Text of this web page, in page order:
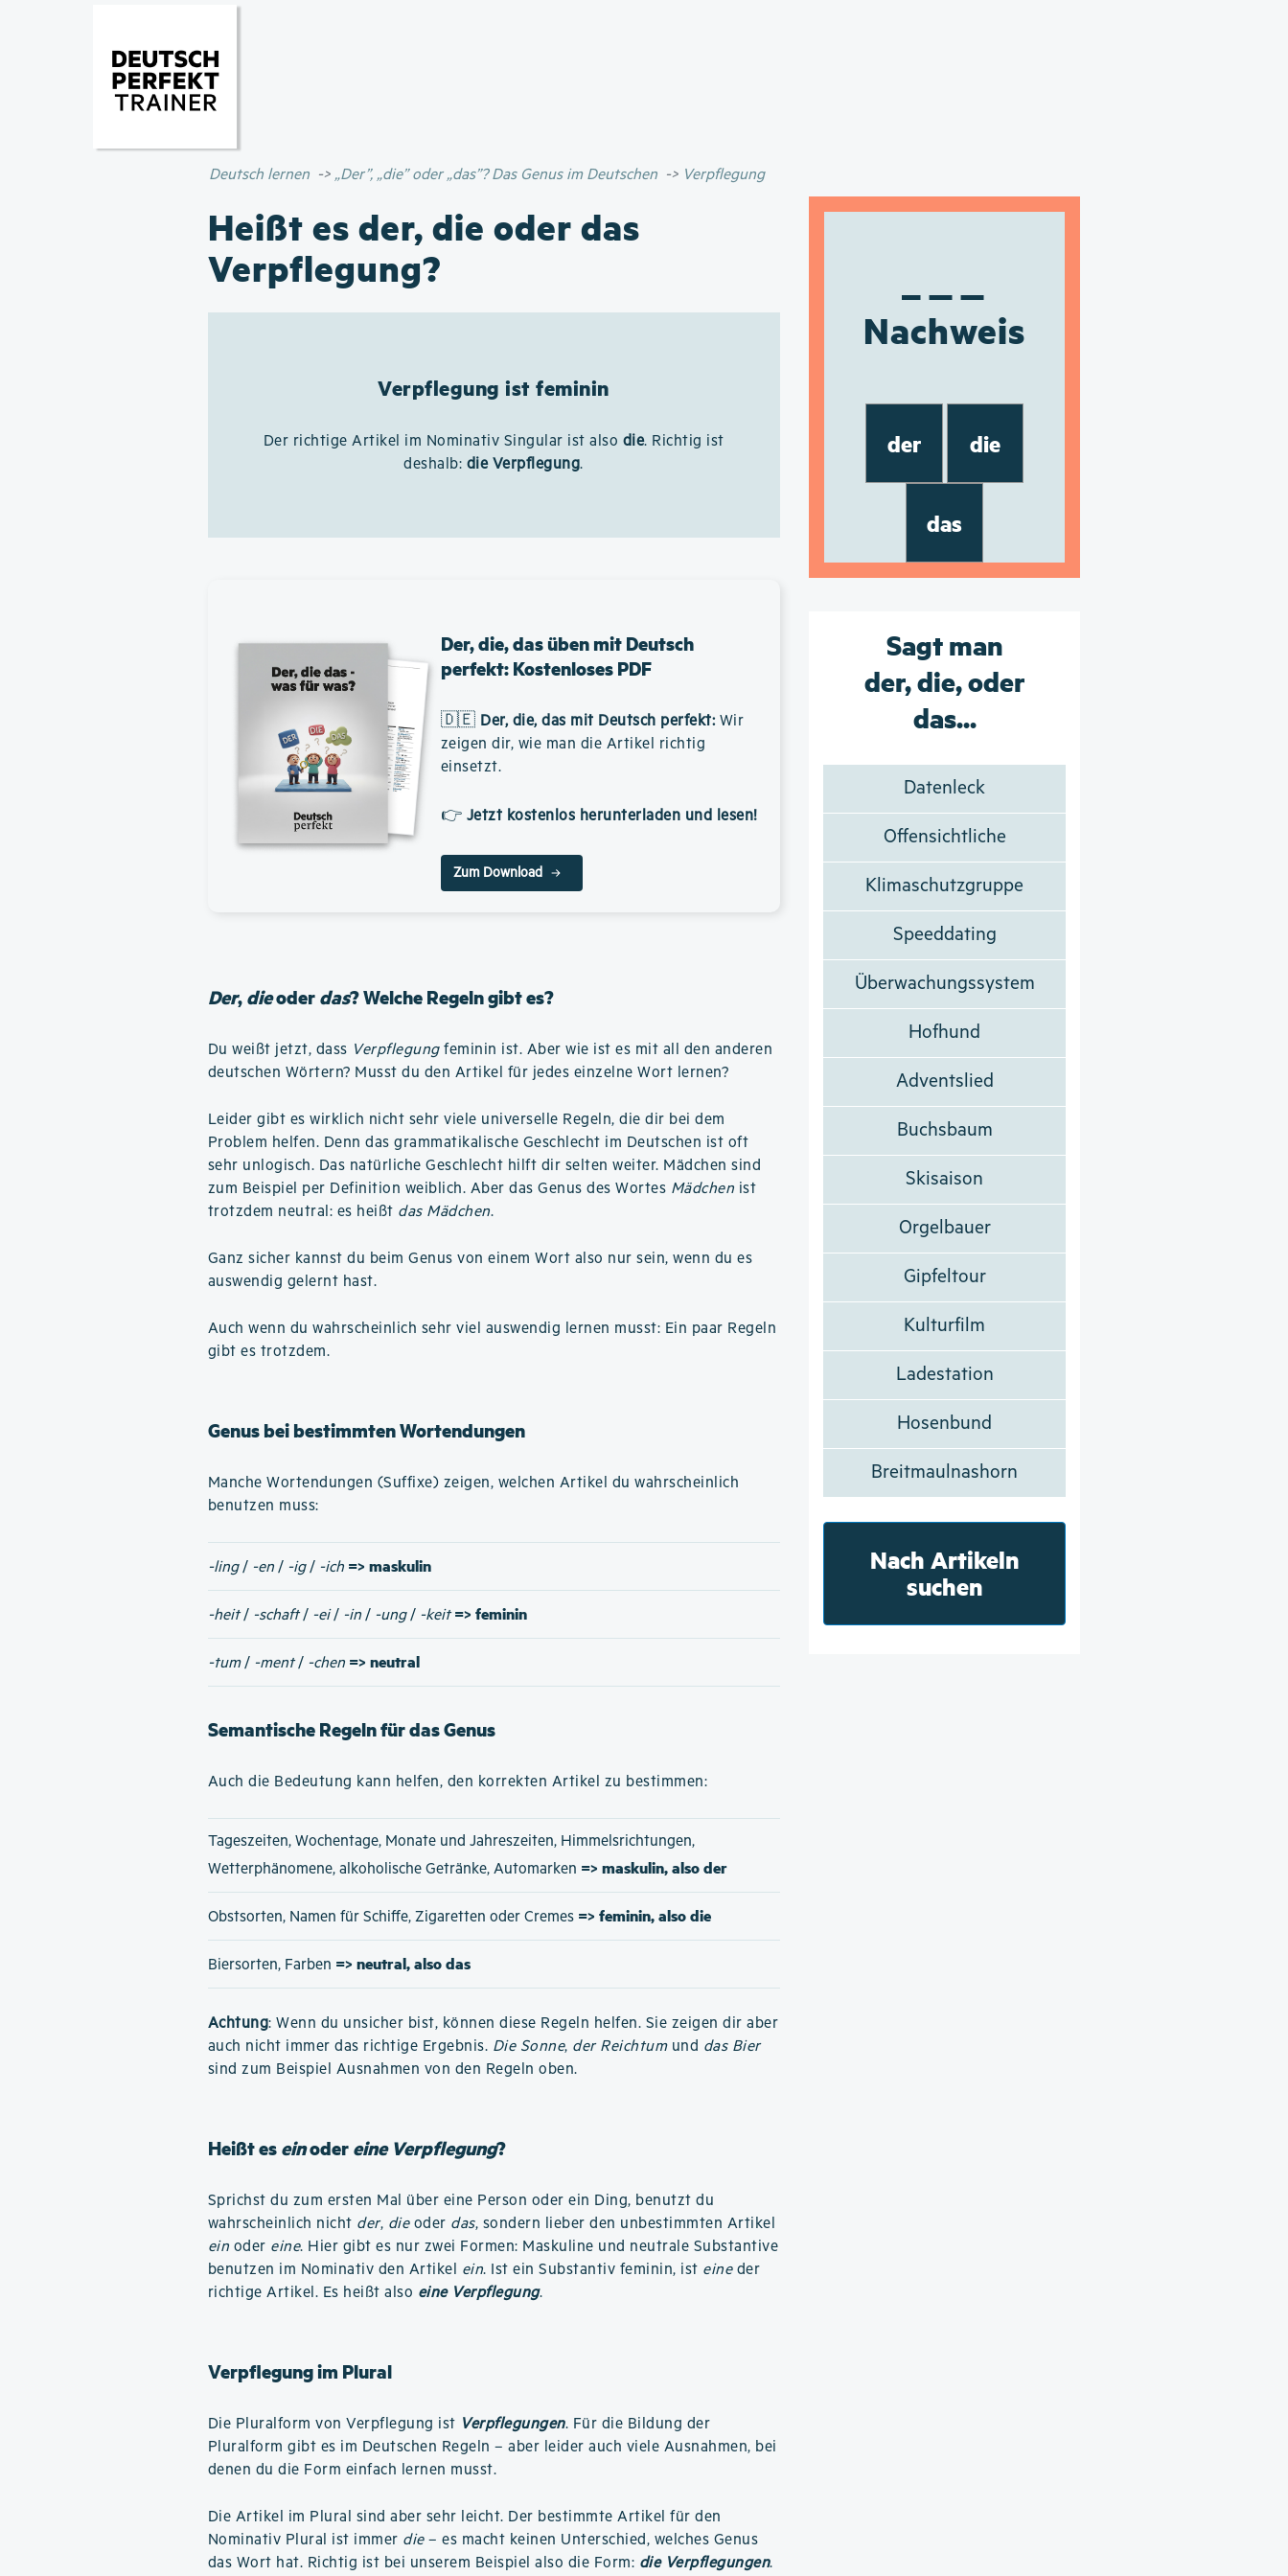
Deutsch lernen „Der”, „die” oder „das”? Das Genus im Deutschen Verpflegung
Heißt es der, die oder das
Verpflegung?
Verpflegung ist feminin
Der richtige Artikel im Nominativ Singular ist also die. Richtig ist
deshalb: die Verpflegung.
Der, die, das üben mit Deutsch
perfekt: Kostenloses PDF
🇩🇪 Der, die, das mit Deutsch perfekt: Wir
zeigen dir, wie man die Artikel richtig
einsetzt.
👉 Jetzt kostenlos herunterladen und lesen!
Zum Download
Der,dieoderdas? Welche Regeln gibt es?
Du weißt jetzt, dass Verpflegungfeminin ist. Aber wie ist es mit all den anderen
deutschen Wörtern? Musst du den Artikel für jedes einzelne Wort lernen?
Leider gibt es wirklich nicht sehr viele universelle Regeln, die dir bei dem
Problem helfen. Denn das grammatikalische Geschlecht im Deutschen ist oft
sehr unlogisch. Das natürliche Geschlecht hilft dir selten weiter. Mädchen sind
zum Beispiel per Definition weiblich. Aber das Genus des Wortes Mädchen ist
trotzdem neutral: es heißt das Mädchen.
Ganz sicher kannst du beim Genus von einem Wort also nur sein, wenn du es
auswendig gelernt hast.
Auch wenn du wahrscheinlich sehr viel auswendig lernen musst: Ein paar Regeln
gibt es trotzdem.
Genus bei bestimmten Wortendungen
Manche Wortendungen (Suffixe) zeigen, welchen Artikel du wahrscheinlich
benutzen muss:
-ling/ -en/ -ig/ -ich => maskulin
-heit/ -schaft/ -ei/ -in/ -ung/ -keit => feminin
-tum/ -ment/ -chen => neutral
Semantische Regeln für das Genus
Auch die Bedeutung kann helfen, den korrekten Artikel zu bestimmen:
Tageszeiten, Wochentage, Monate und Jahreszeiten, Himmelsrichtungen,
Wetterphänomene, alkoholische Getränke, Automarken => maskulin, also der
Obstsorten, Namen für Schiffe, Zigaretten oder Cremes => feminin, also die
Biersorten, Farben => neutral, also das
Achtung: Wenn du unsicher bist, können diese Regeln helfen. Sie zeigen dir aber
auch nicht immer das richtige Ergebnis. Die Sonne, der Reichtumund das Bier
sind zum Beispiel Ausnahmen von den Regeln oben.
Heißt eseinodereine Verpflegung?
Sprichst du zum ersten Mal über eine Person oder ein Ding, benutzt du
wahrscheinlich nicht der, dieoder das, sondern lieber den unbestimmten Artikel
ein oder eine. Hier gibt es nur zwei Formen: Maskuline und neutrale Substantive
benutzen im Nominativ den Artikel ein. Ist ein Substantiv feminin, ist eineder
richtige Artikel. Es heißt also eine Verpflegung.
Verpflegung im Plural
Die Pluralform von Verpflegung ist Verpflegungen. Für die Bildung der
Pluralform gibt es im Deutschen Regeln – aber leider auch viele Ausnahmen, bei
denen du die Form einfach lernen musst.
Die Artikel im Plural sind aber sehr leicht. Der bestimmte Artikel für den
Nominativ Plural ist immer die– es macht keinen Unterschied, welches Genus
das Wort hat. Richtig ist bei unserem Beispiel also die Form: die Verpflegungen.
Nachweis
der die
das
Sagt man
der, die, oder
das...
Datenleck
Offensichtliche
Klimaschutzgruppe
Speeddating
Überwachungssystem
Hofhund
Adventslied
Buchsbaum
Skisaison
Orgelbauer
Gipfeltour
Kulturfilm
Ladestation
Hosenbund
Breitmaulnashorn
Nach Artikeln
suchen